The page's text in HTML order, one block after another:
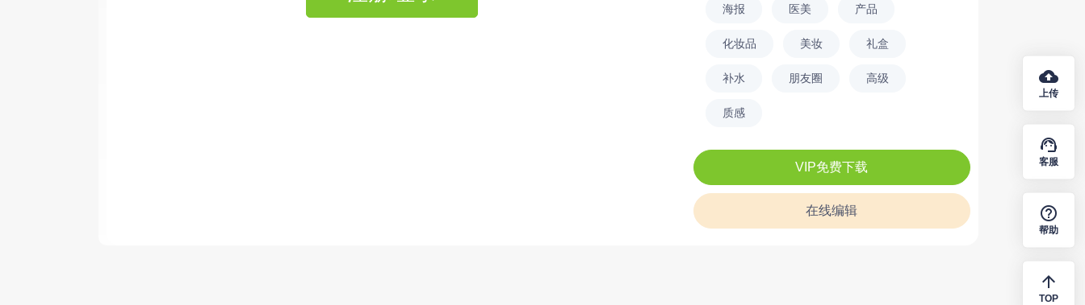
海报 医美 产品
化妆品 美妆 礼盒
补水 朋友圈 高级
质感
VIP免费下载
在线编辑
cloud_upload
上传
support_agent
客服
help_outline
帮助
arrow_upward
TOP